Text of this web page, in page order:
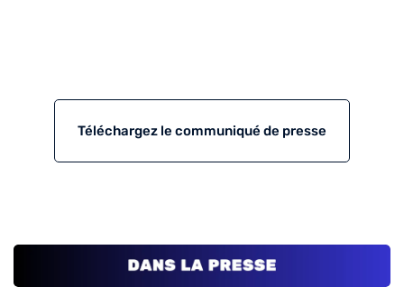
Téléchargez le communiqué de presse